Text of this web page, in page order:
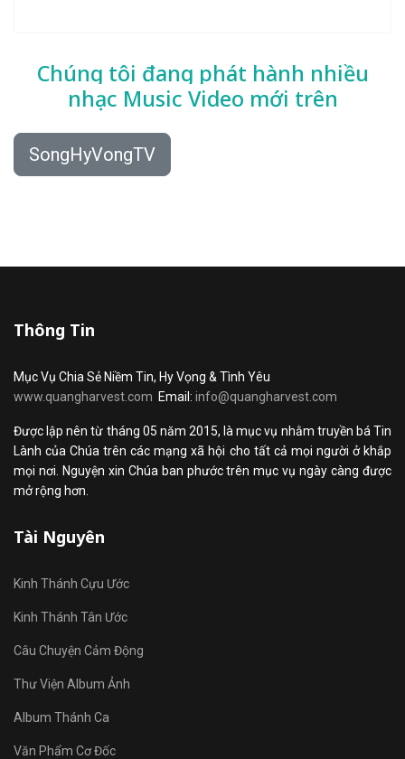
Chúng tôi đang phát hành nhiều
nhạc Music Video mới trên
SongHyVongTV
Thông Tin
Mục Vụ Chia Sẻ Niềm Tin, Hy Vọng & Tình Yêu
www.quangharvest.com Email: info@quangharvest.com
Được lập nên từ tháng 05 năm 2015, là mục vụ nhằm truyền bá Tin
Lành của Chúa trên các mạng xã hội cho tất cả mọi người ở khắp
mọi nơi. Nguyện xin Chúa ban phước trên mục vụ ngày càng được
mở rộng hơn.
Tài Nguyên
Kinh Thánh Cựu Ước
Kinh Thánh Tân Ước
Câu Chuyện Cảm Động
Thư Viện Album Ảnh
Album Thánh Ca
Văn Phẩm Cơ Đốc